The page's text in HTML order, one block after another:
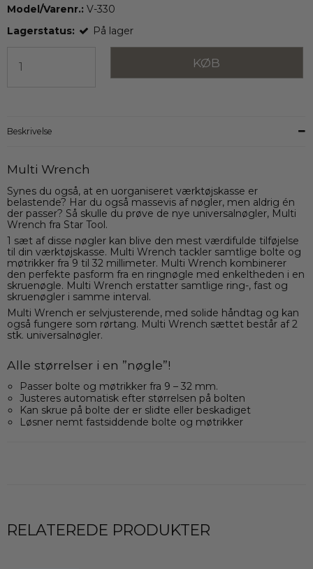
Model/Varenr.: V-330
Lagerstatus:
På lager
KØB
Beskrivelse
Multi Wrench
Synes du også, at en uorganiseret værktøjskasse er
belastende? Har du også massevis af nøgler, men aldrig én
der passer? Så skulle du prøve de nye universalnøgler, Multi
Wrench fra Star Tool.
1 sæt af disse nøgler kan blive den mest værdifulde tilføjelse
til din værktøjskasse. Multi Wrench tackler samtlige bolte og
møtrikker fra 9 til 32 millimeter. Multi Wrench kombinerer
den perfekte pasform fra en ringnøgle med enkeltheden i en
skruenøgle. Multi Wrench erstatter samtlige ring-, fast og
skruenøgler i samme interval.
Multi Wrench er selvjusterende, med solide håndtag og kan
også fungere som rørtang. Multi Wrench sættet består af 2
stk. universalnøgler.
Alle størrelser i en ”nøgle”!
Passer bolte og møtrikker fra 9 – 32 mm.
Justeres automatisk efter størrelsen på bolten
Kan skrue på bolte der er slidte eller beskadiget
Løsner nemt fastsiddende bolte og møtrikker
RELATEREDE PRODUKTER